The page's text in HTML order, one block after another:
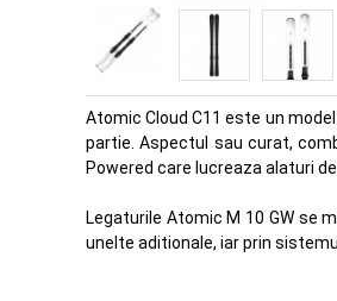
Atomic Cloud C11 este un
partie. Aspectul sau curat,
Powered care lucreaza alaturi
Legaturile Atomic M 10 GW se
unelte aditionale, iar prin